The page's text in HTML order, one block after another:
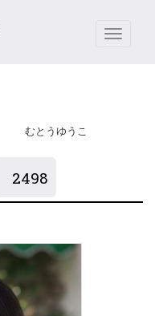
Toggle
むとうゆうこ